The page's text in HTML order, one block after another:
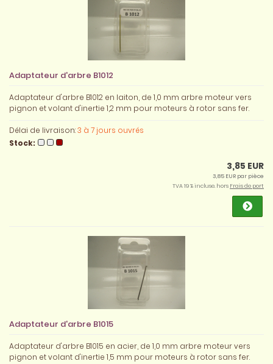
Adaptateur d'arbre B1012
Adaptateur d'arbre B1012 en laiton, de 1,0 mm arbre moteur vers
pignon et volant d'inertie 1,2 mm pour moteurs à rotor sans fer.
Délai de livraison:3 à 7 jours ouvrés
Stock:
3,85 EUR
3,85 EUR par pièce
TVA 19 % incluse. hors Frais de port
Adaptateur d'arbre B1015
Adaptateur d'arbre B1015 en acier, de 1,0 mm arbre moteur vers
pignon et volant d'inertie 1,5 mm pour moteurs à rotor sans fer.